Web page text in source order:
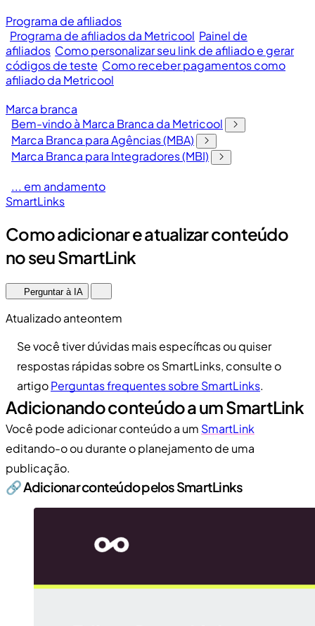
Programa de afiliados
Programa de afiliados da Metricool Painel de
afiliados Como personalizar seu link de afiliado e gerar
códigos de teste Como receber pagamentos como
afiliado da Metricool
Marca branca
Bem-vindo à Marca Branca da Metricool
Marca Branca para Agências (MBA)
Marca Branca para Integradores (MBI)
... em andamento
SmartLinks
Como adicionar e atualizar conteúdo
no seu SmartLink
Perguntar à IA
Atualizado anteontem
Se você tiver dúvidas mais específicas ou quiser
respostas rápidas sobre os SmartLinks, consulte o
artigoPerguntas frequentes sobre SmartLinks.
Adicionando conteúdo a um SmartLink
Você pode adicionar conteúdo a um SmartLink
editando-o ou durante o planejamento de uma
publicação.
🔗 Adicionar conteúdo pelos SmartLinks